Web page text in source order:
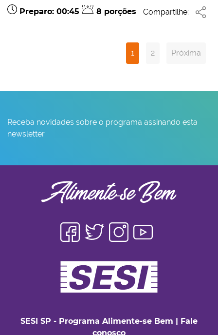
Preparo: 00:45 8 porções Compartilhe:
1 2 Próxima
Receba novidades sobre o programa assinando esta
newsletter
SESI SP - Programa Alimente-se Bem
Fale
conosco